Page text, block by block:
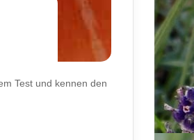
Test und kennen den